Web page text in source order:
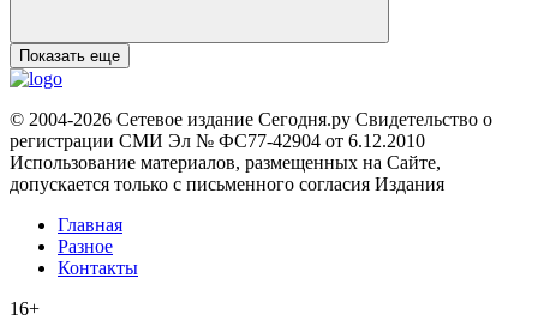
Показать еще
© 2004-2026 Сетевое издание Сегодня.ру Свидетельство о
регистрации СМИ Эл № ФС77-42904 от 6.12.2010
Использование материалов, размещенных на Сайте,
допускается только с письменного согласия Издания
Главная
Разное
Контакты
16+